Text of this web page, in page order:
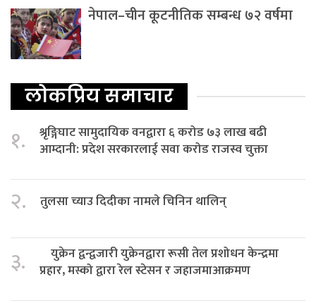
नेपाल–चीन कूटनीतिक सम्बन्ध ७२ वर्षमा
लोकप्रिय समाचार
१.
श्रृङ्गिघाट सामुदायिक वनद्वारा ६ करोड ७३ लाख बढी
आम्दानी: प्रदेश सरकारलाई सवा करोड राजस्व चुक्ता
२. तुलसा च्याउ दिदीका नामले चिनिन थालिन्
३.
युक्रेन द्वन्द्वजारी युक्रेनद्वारा रूसी तेल प्रशोधन केन्द्रमा
प्रहार, मस्को द्वारा रेल स्टेसन र जहाजमाआक्रमण